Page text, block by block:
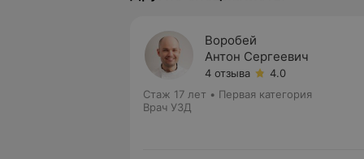
Воробей
Антон Сергеевич
4 отзыва
4.0
Стаж 17 лет • Первая категория
Врач УЗД